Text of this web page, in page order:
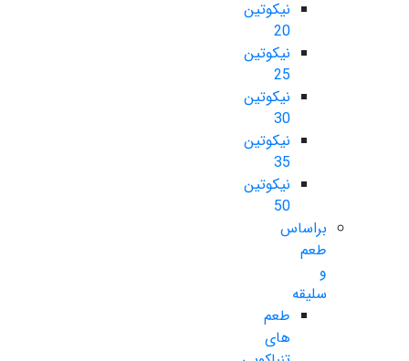
نیکوتین
20
نیکوتین
25
نیکوتین
30
نیکوتین
35
نیکوتین
50
براساس
طعم
و
سلیقه
طعم
های